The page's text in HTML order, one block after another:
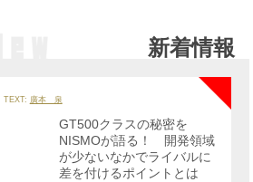
新着情報
TEXT: 廣本 泉
NEW
GT500クラスの秘密を
NISMOが語る！ 開発領域
が少ないなかでライバルに
差を付けるポイントとは